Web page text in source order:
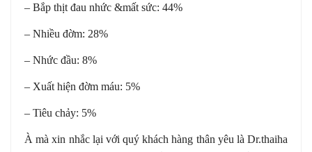
– Bắp thịt đau nhức &mất sức: 44%
– Nhiều đờm: 28%
– Nhức đầu: 8%
– Xuất hiện đờm máu: 5%
– Tiêu chảy: 5%
À mà xin nhắc lại với quý khách hàng thân yêu là Dr.thaiha